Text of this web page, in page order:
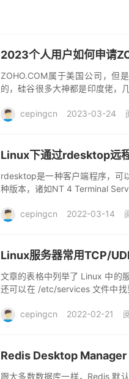
2023个人用户如何申请
ZOHO.COM属于美国公司，但
的，硅谷很多大神都是印度佬，
cepingcn
2023-03-24
Linux下通过rdesktop远
rdesktop是一种客户端程序，可
种版本，诸如NT 4 Terminal
cepingcn 2022-03-14
Linux服务器常用TCP/
文章的表格中列举了 Linux 中的
还可以在 /etc/services 文件中找
cepingcn
2022-02-21
Redis Desktop Manager
跟大多数数据库一样，Redis 默